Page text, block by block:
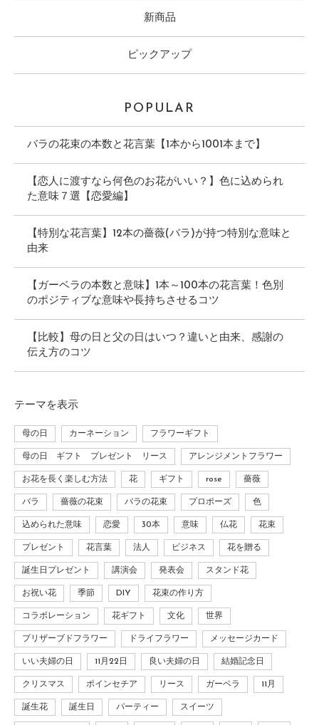
新商品
ピックアップ
POPULAR
バラの花束の本数と花言葉【1本から1001本まで】
【恋人に渡すなら何色のお花がいい？】色に込められ
た意味７選【恋愛編】
【特別な花言葉】12本の薔薇(バラ)が持つ特別な意味と
由来
【ガーベラの本数と意味】1本～100本の花言葉！色別
のポジティブな意味や長持ちさせるコツ
【比較】母の日と父の日はいつ？違いと由来、感謝の
伝え方のコツ
テーマ を表示
母の日 カーネーション フラワーギフト
母の日 ギフト プレゼント リース アレンジメントフラワー
お花を長く楽しむ方法 花 ギフト rose 薔薇
バラ 薔薇の花束 バラの花束 プロポーズ 色
込められた意味 恋愛 30本 意味 仏花 花束
プレゼント 花言葉 法人 ビジネス 花を贈る
誕生日プレゼント 講演会 発表会 スタンド花
お祝い花 季節 DIY 花束の作り方
コラボレーション 花ギフト 文化 世界
プリザーブドフラワー ドライフラワー メッセージカード
いい夫婦の日 11月22日 良い夫婦の日 結婚記念日
クリスマス ポインセチア リース ガーベラ 11月
誕生花 誕生日 パーティー スイーツ